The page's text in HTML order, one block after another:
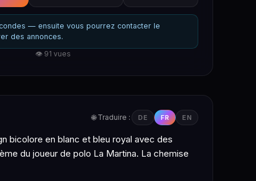
— ensuite vous pourrez contacter le
des annonces.
👁 91 vues
🌐 Traduire : DE FR EN
bicolore en blanc et bleu royal avec des
du joueur de polo La Martina. La chemise